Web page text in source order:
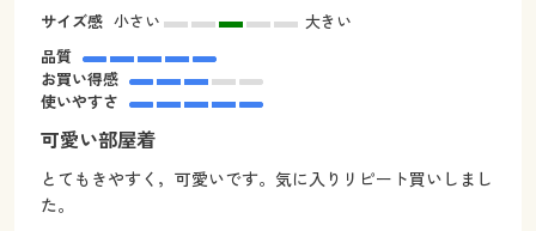
サイズ感 小さい
大きい
品質
お買い得感
使いやすさ
可愛い部屋着
とてもきやすく，可愛いです。気に入りリピート買いしまし
た。